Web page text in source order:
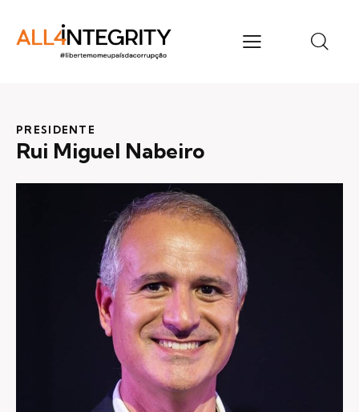
PRESIDENTE
Rui Miguel Nabeiro